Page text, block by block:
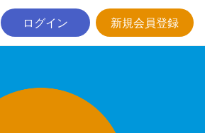
ログイン 新規会員登録